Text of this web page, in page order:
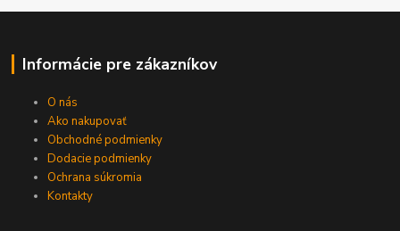
Informácie pre zákazníkov
O nás
Ako nakupovať
Obchodné podmienky
Dodacie podmienky
Ochrana súkromia
Kontakty